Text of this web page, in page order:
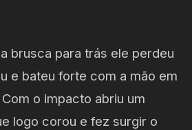
brusca para trás ele perdeu
e bateu forte com a mão em
o impacto abriu um
logo corou e fez surgir o